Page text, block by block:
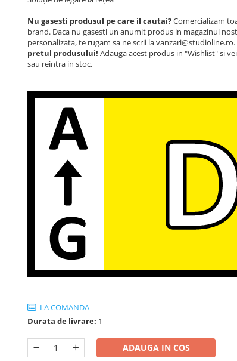
Nu gasesti produsul pe care il cautai?Comercializam
brand. Daca nu gasesti un anumit produs in magazinul
personalizata, te rugam sa ne scrii la vanzari@studioline.ro.
pretul produsului! Adauga acest produs in "Wishlist" si
sau reintra in stoc.
LA COMANDA
Durata de livrare: 1
ADAUGA IN COS